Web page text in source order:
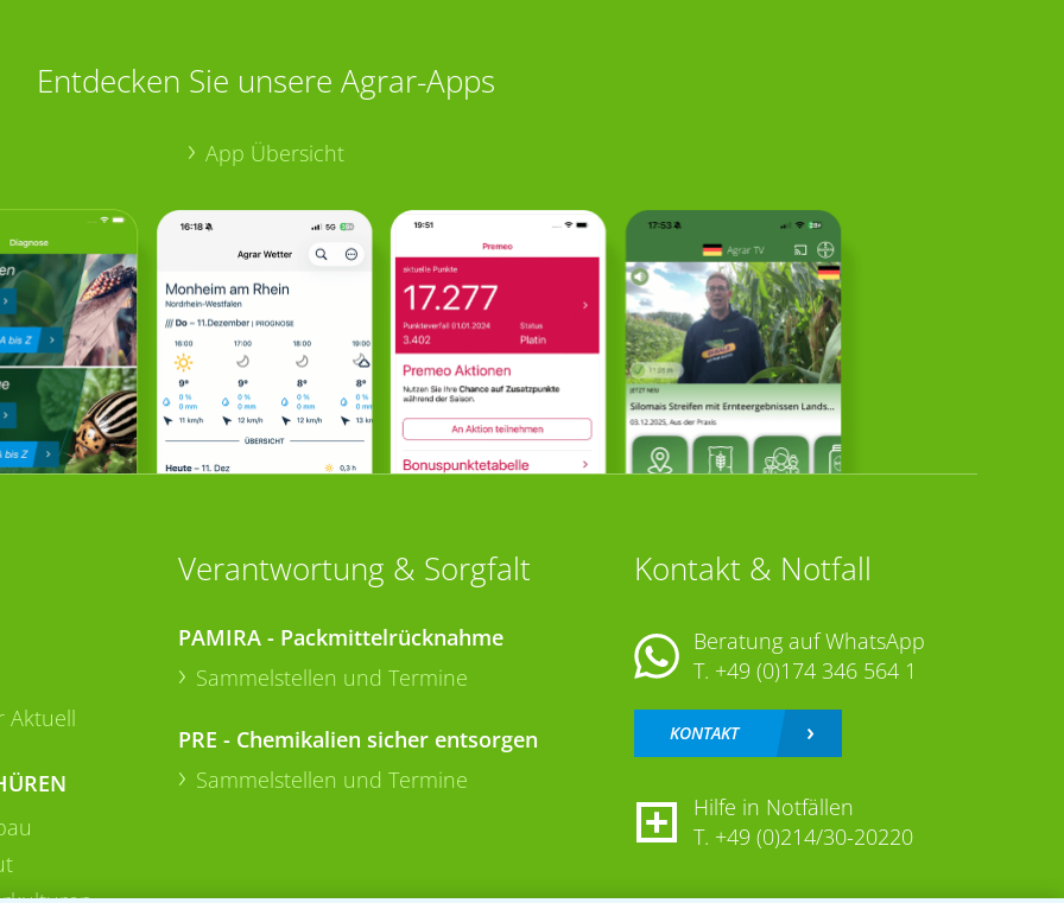
Entdecken Sie unsere Agrar-Apps
App Übersicht
Aktuell
Verantwortung & Sorgfalt
PAMIRA - Packmittelrücknahme
Sammelstellen und Termine
PRE - Chemikalien sicher entsorgen
Sammelstellen und Termine
Kontakt & Notfall
Beratung auf WhatsApp
T. +49 (0)174 346 564 1
KONTAKT
Hilfe in Notfällen
T. +49 (0)214/30-20220